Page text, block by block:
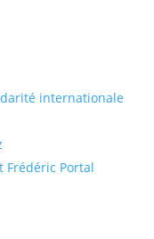
internationale
Frédéric Portal